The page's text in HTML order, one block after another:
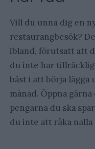
Vill du unna dig en
restaurangbesök?
ibland, förutsatt att
du inte har
bäst i att börja lägga
månad. Öppna
pengarna du ska
du inte att råka nalla